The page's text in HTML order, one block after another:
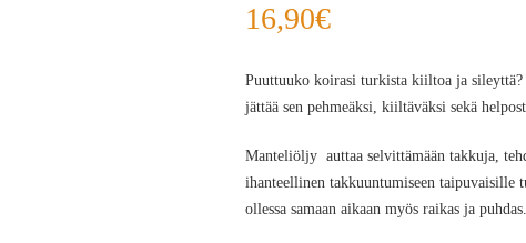
16,90€
Puuttuuko koirasi turkista kiiltoa ja sileyttä?
jättää sen pehmeäksi, kiiltäväksi sekä
Manteliöljy auttaa selvittämään takkuja,
ihanteellinen takkuuntumiseen taipuvaisille
ollessa samaan aikaan myös raikas ja puhdas.